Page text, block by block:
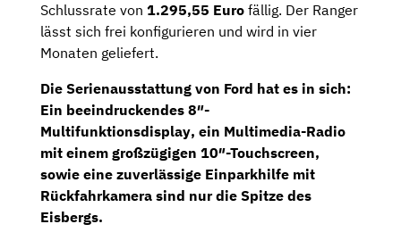
Schlussrate von 1.295,55 Euro fällig. Der Ranger
lässt sich frei konfigurieren und wird in vier
Monaten geliefert.
Die Serienausstattung von Ford hat es in sich:
Ein beeindruckendes 8″-
Multifunktionsdisplay, ein Multimedia-Radio
mit einem großzügigen 10″-Touchscreen,
sowie eine zuverlässige Einparkhilfe mit
Rückfahrkamera sind nur die Spitze des
Eisbergs.